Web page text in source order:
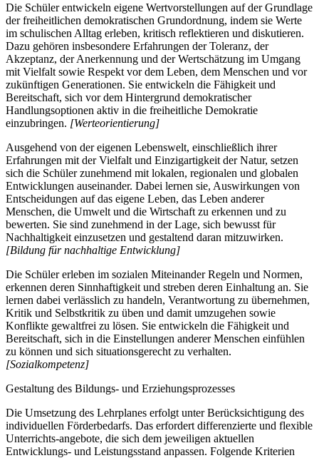
Die Schüler entwickeln eigene Wertvorstellungen auf der Grundlage
der freiheitlichen demokratischen Grundordnung, indem sie Werte
im schulischen Alltag erleben, kritisch reflektieren und diskutieren.
Dazu gehören insbesondere Erfahrungen der Toleranz, der
Akzeptanz, der Anerkennung und der Wertschätzung im Umgang
mit Vielfalt sowie Respekt vor dem Leben, dem Menschen und vor
zukünftigen Generationen. Sie entwickeln die Fähigkeit und
Bereitschaft, sich vor dem Hintergrund demokratischer
Handlungsoptionen aktiv in die freiheitliche Demokratie
einzubringen. [Werteorientierung]
Ausgehend von der eigenen Lebenswelt, einschließlich ihrer
Erfahrungen mit der Vielfalt und Einzigartigkeit der Natur, setzen
sich die Schüler zunehmend mit lokalen, regionalen und globalen
Entwicklungen auseinander. Dabei lernen sie, Auswirkungen von
Entscheidungen auf das eigene Leben, das Leben anderer
Menschen, die Umwelt und die Wirtschaft zu erkennen und zu
bewerten. Sie sind zunehmend in der Lage, sich bewusst für
Nachhaltigkeit einzusetzen und gestaltend daran mitzuwirken.
[Bildung für nachhaltige Entwicklung]
Die Schüler erleben im sozialen Miteinander Regeln und Normen,
erkennen deren Sinnhaftigkeit und streben deren Einhaltung an. Sie
lernen dabei verlässlich zu handeln, Verantwortung zu übernehmen,
Kritik und Selbstkritik zu üben und damit umzugehen sowie
Konflikte gewaltfrei zu lösen. Sie entwickeln die Fähigkeit und
Bereitschaft, sich in die Einstellungen anderer Menschen einfühlen
zu können und sich situationsgerecht zu verhalten.
[Sozialkompetenz]
Gestaltung des Bildungs- und Erziehungsprozesses
Die Umsetzung des Lehrplanes erfolgt unter Berücksichtigung des
individuellen Förderbedarfs. Das erfordert differenzierte und flexible
Unterrichts-angebote, die sich dem jeweiligen aktuellen
Entwicklungs- und Leistungsstand anpassen. Folgende Kriterien